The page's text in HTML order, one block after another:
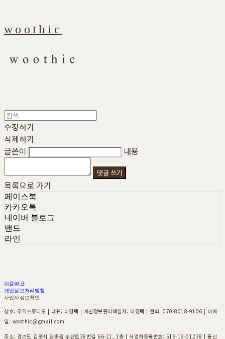
woothic
수정하기
삭제하기
글쓴이
내용
댓글 쓰기
목록으로 가기
페이스북
카카오톡
네이버 블로그
밴드
라인
이용약관
개인정보처리방침
사업자정보확인
상호: 우딕스튜디오 | 대표: 이경택 | 개인정보관리책임자: 이경택 | 전화: 070-8018-9106 | 이메
일: woothic@gmail.com
주소: 경기도 김포시 양촌읍 누산로38번길 66-21, 1층 | 사업자등록번호: 519-19-01238 | 통신